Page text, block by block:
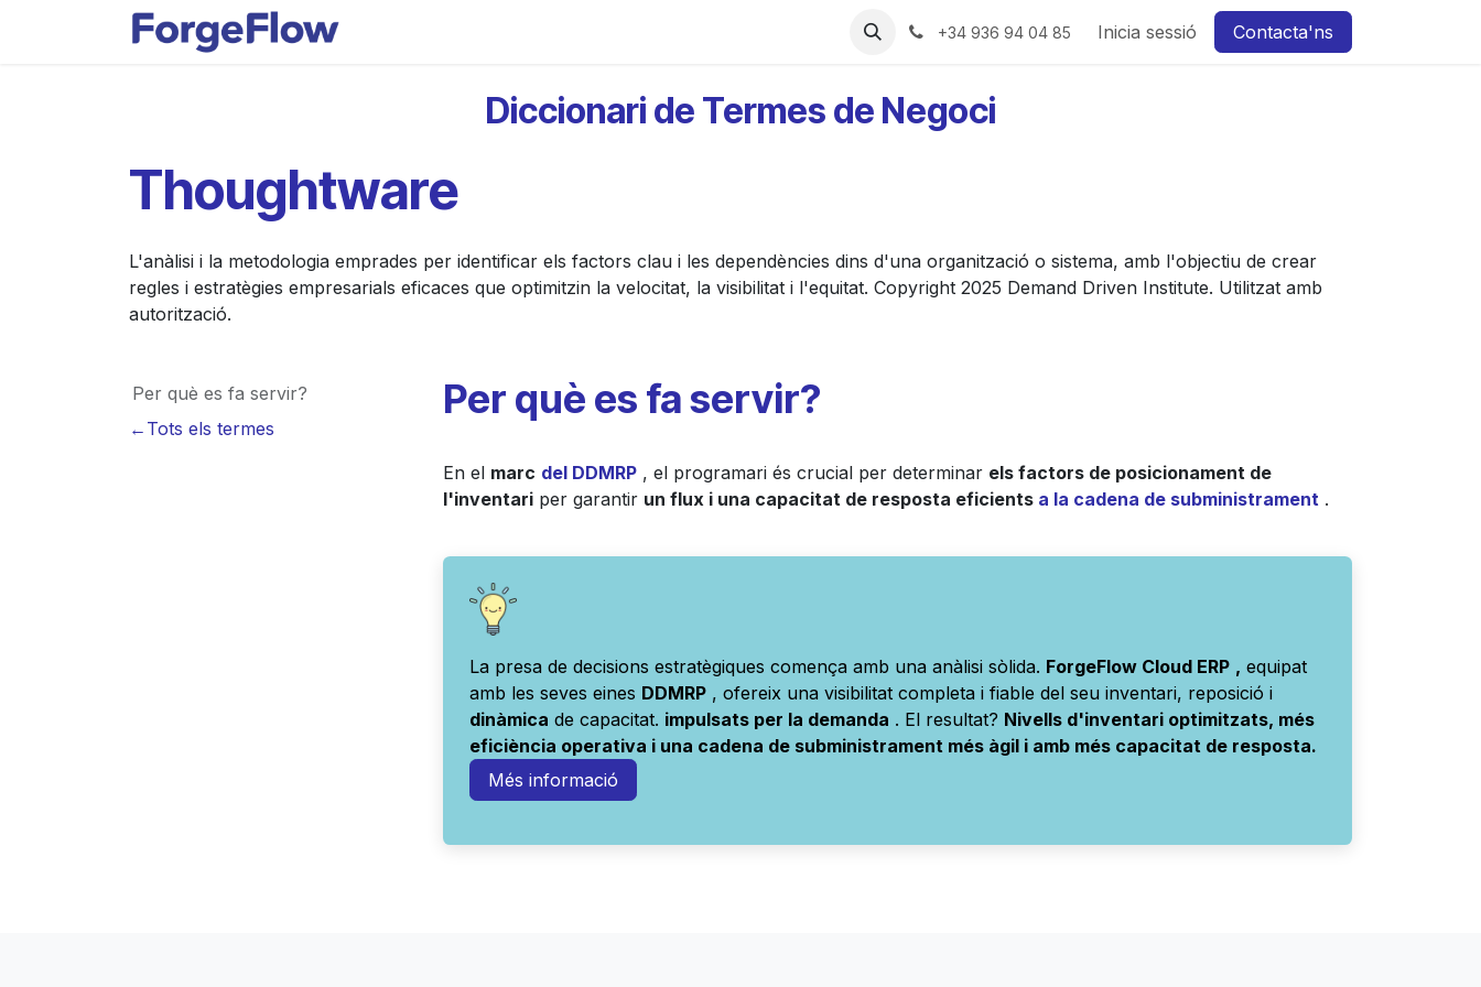
+34 936 94 04 85 Inicia sessió Contacta'ns
Diccionari de Termes de Negoci
Thoughtware
L'anàlisi i la metodologia emprades per identificar els factors clau i les dependències dins d'una organització o sistema, amb l'objectiu de crear
regles i estratègies empresarials eficaces que optimitzin la velocitat, la visibilitat i l'equitat. Copyright 2025 Demand Driven Institute. Utilitzat amb
autorització.
Per què es fa servir?
←Tots els termes
Per què es fa servir?
En el marc del DDMRP , el programari és crucial per determinar els factors de posicionament de
l'inventari per garantir un flux i una capacitat de resposta eficients a la cadena de subministrament .
La presa de decisions estratègiques comença amb una anàlisi sòlida. ForgeFlow Cloud ERP , equipat
amb les seves eines DDMRP , ofereix una visibilitat completa i fiable del seu inventari, reposició i
dinàmica de capacitat. impulsats per la demanda . El resultat? Nivells d'inventari optimitzats, més
eficiència operativa i una cadena de subministrament més àgil i amb més capacitat de resposta.
Més informació